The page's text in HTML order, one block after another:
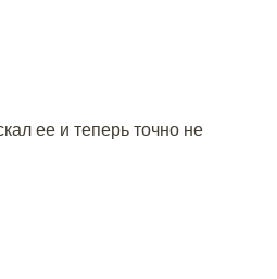
ее и теперь точно не